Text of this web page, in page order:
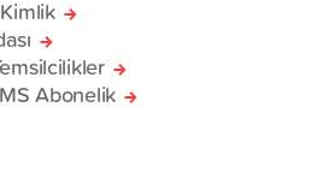
Abonelik